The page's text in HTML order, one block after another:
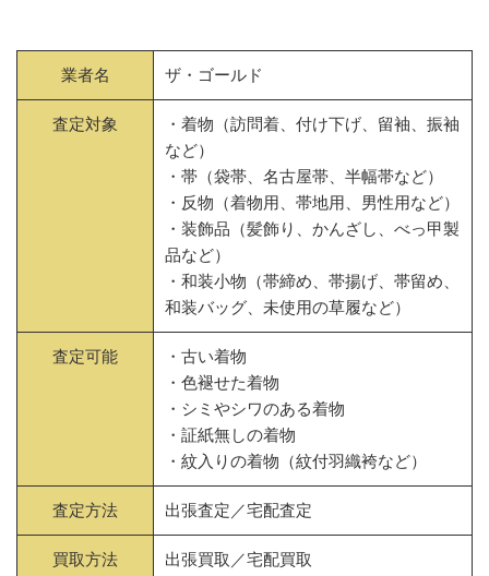
業者名 ザ・ゴールド
査定対象
・着物（訪問着、付け下げ、留袖、振袖
など）
・帯（袋帯、名古屋帯、半幅帯など）
・反物（着物用、帯地用、男性用など）
・装飾品（髪飾り、かんざし、べっ甲製
品など）
・和装小物（帯締め、帯揚げ、帯留め、
和装バッグ、未使用の草履など）
査定可能
・古い着物
・色褪せた着物
・シミやシワのある着物
・証紙無しの着物
・紋入りの着物（紋付羽織袴など）
査定方法 出張査定／宅配査定
買取方法 出張買取／宅配買取